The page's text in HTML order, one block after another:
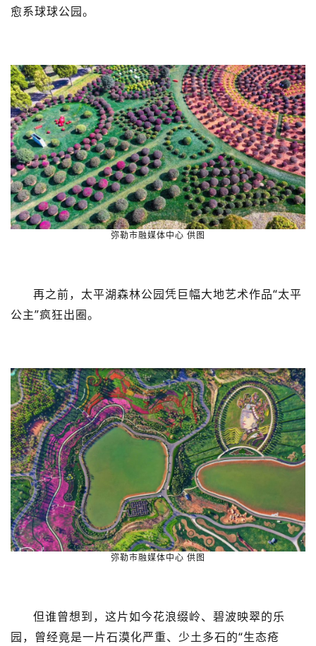
愈系球球公园。
弥勒市融媒体中心 供图
再之前，太平湖森林公园凭巨幅大地艺术作品“太平
公主”疯狂出圈。
弥勒市融媒体中心 供图
但谁曾想到，这片如今花浪缀岭、碧波映翠的乐
园，曾经竟是一片石漠化严重、少土多石的“生态疮